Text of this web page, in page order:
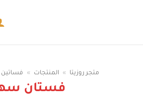
متجر روزيتا » المنتجات »
فستان